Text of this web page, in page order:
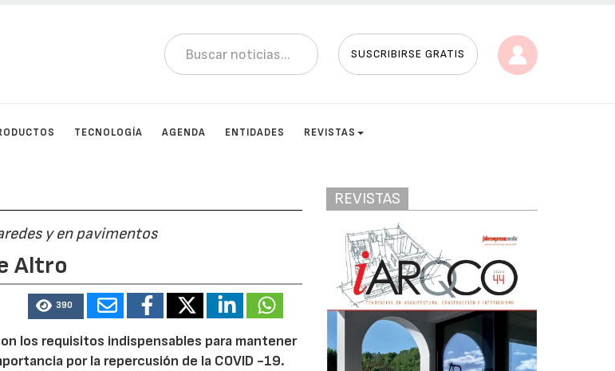
SUSCRIBIRSE GRATIS
TECNOLOGÍA AGENDA ENTIDADES REVISTAS
y en pavimentos
Altro
390
los requisitos indispensables para mantener
por la repercusión de la COVID -19.
REVISTAS